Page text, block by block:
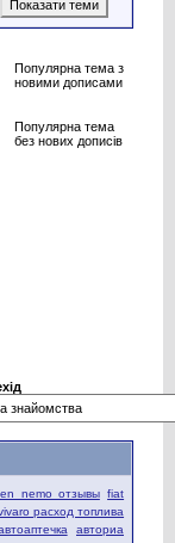
Популярна тема з
новими дописами
Популярна тема
без нових дописів
nemo отзывы fiat
расход топлива
авториа